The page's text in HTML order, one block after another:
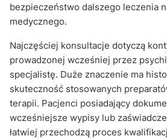
bezpieczeństwo dalszego leczenia
medycznego.
Najczęściej konsultacje dotyczą
prowadzonej wcześniej przez
specjalistę. Duże znaczenie ma
skuteczność stosowanych
terapii. Pacjenci posiadający
wcześniejsze wypisy lub
łatwiej przechodzą proces